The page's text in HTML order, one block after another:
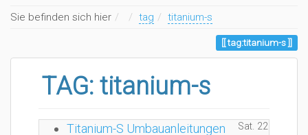
Sie befinden sich hier Home
tag titanium-s
tag:titanium-s
TAG: titanium-s
Titanium-S Umbauanleitungen Sat. 22.08.2020